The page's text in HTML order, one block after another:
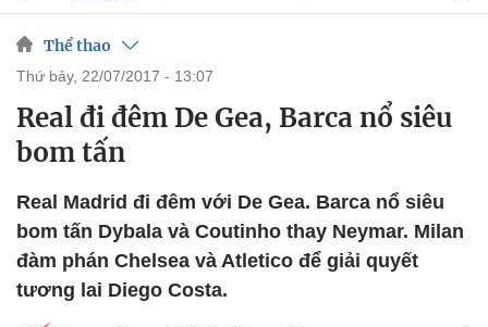
Thể thao
thứ bảy, 22/07/2017 - 13:07
Real đi đêm De Gea, Barca nổ siêu
bom tấn
Real Madrid đi đêm với De Gea. Barca nổ siêu
bom tấn Dybala và Coutinho thay Neymar. Milan
đàm phán Chelsea và Atletico để giải quyết
tương lai Diego Costa.